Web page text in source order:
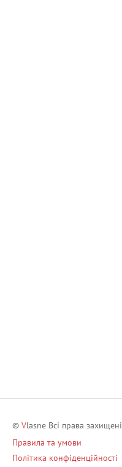
© Vlasne Всі права захищені
Правила та умови
Політика конфіденційності